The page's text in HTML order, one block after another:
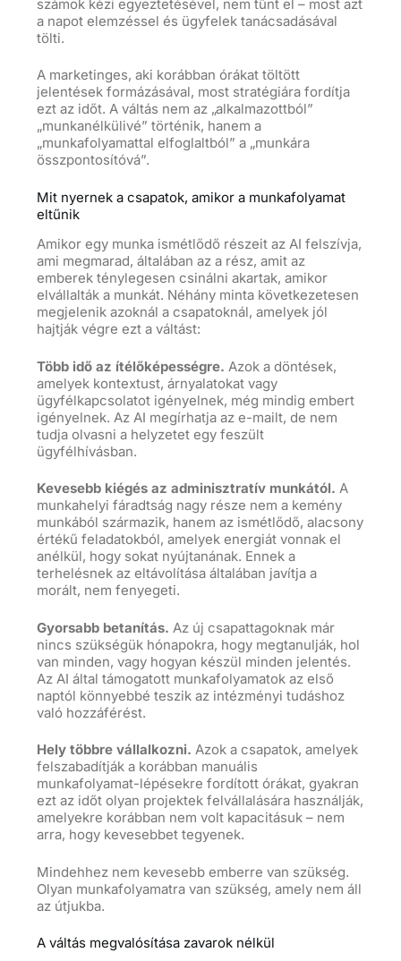
számok kézi egyeztetésével, nem tűnt el – most azt
a napot elemzéssel és ügyfelek tanácsadásával
tölti.
A marketinges, aki korábban órákat töltött
jelentések formázásával, most stratégiára fordítja
ezt az időt. A váltás nem az „alkalmazottból”
„munkanélkülivé” történik, hanem a
„munkafolyamattal elfoglaltból” a „munkára
összpontosítóvá”.
Mit nyernek a csapatok, amikor a munkafolyamat
eltűnik
Amikor egy munka ismétlődő részeit az AI felszívja,
ami megmarad, általában az a rész, amit az
emberek ténylegesen csinálni akartak, amikor
elvállalták a munkát. Néhány minta következetesen
megjelenik azoknál a csapatoknál, amelyek jól
hajtják végre ezt a váltást:
Több idő az ítélőképességre. Azok a döntések,
amelyek kontextust, árnyalatokat vagy
ügyfélkapcsolatot igényelnek, még mindig embert
igényelnek. Az AI megírhatja az e-mailt, de nem
tudja olvasni a helyzetet egy feszült
ügyfélhívásban.
Kevesebb kiégés az adminisztratív munkától. A
munkahelyi fáradtság nagy része nem a kemény
munkából származik, hanem az ismétlődő, alacsony
értékű feladatokból, amelyek energiát vonnak el
anélkül, hogy sokat nyújtanának. Ennek a
terhelésnek az eltávolítása általában javítja a
morált, nem fenyegeti.
Gyorsabb betanítás. Az új csapattagoknak már
nincs szükségük hónapokra, hogy megtanulják, hol
van minden, vagy hogyan készül minden jelentés.
Az AI által támogatott munkafolyamatok az első
naptól könnyebbé teszik az intézményi tudáshoz
való hozzáférést.
Hely többre vállalkozni. Azok a csapatok, amelyek
felszabadítják a korábban manuális
munkafolyamat-lépésekre fordított órákat, gyakran
ezt az időt olyan projektek felvállalására használják,
amelyekre korábban nem volt kapacitásuk – nem
arra, hogy kevesebbet tegyenek.
Mindehhez nem kevesebb emberre van szükség.
Olyan munkafolyamatra van szükség, amely nem áll
az útjukba.
A váltás megvalósítása zavarok nélkül